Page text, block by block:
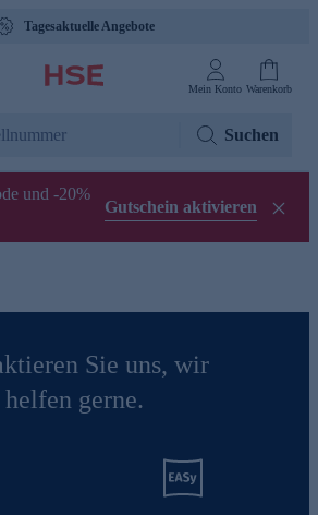
Tagesaktuelle Angebote
Mein Konto Warenkorb
Suchen
und -20%
Gutschein aktivieren
Sie uns, wir
helfen gerne.